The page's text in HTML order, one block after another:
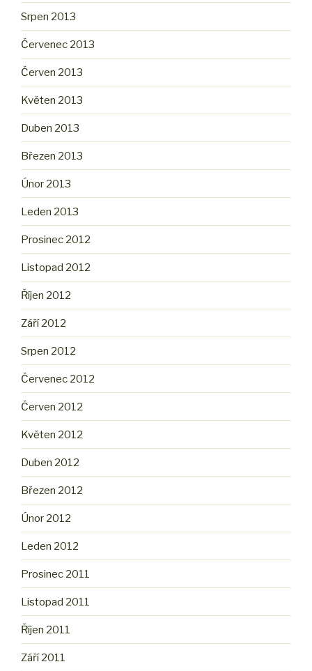
Srpen 2013
Červenec 2013
Červen 2013
Květen 2013
Duben 2013
Březen 2013
Únor 2013
Leden 2013
Prosinec 2012
Listopad 2012
Říjen 2012
Září 2012
Srpen 2012
Červenec 2012
Červen 2012
Květen 2012
Duben 2012
Březen 2012
Únor 2012
Leden 2012
Prosinec 2011
Listopad 2011
Říjen 2011
Září 2011